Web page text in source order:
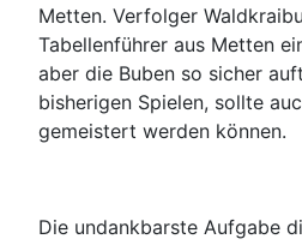
Metten. Verfolger
Tabellenführer aus Metten
aber die Buben so sicher
bisherigen Spielen, sollte
gemeistert werden können.
Die undankbarste Aufgabe